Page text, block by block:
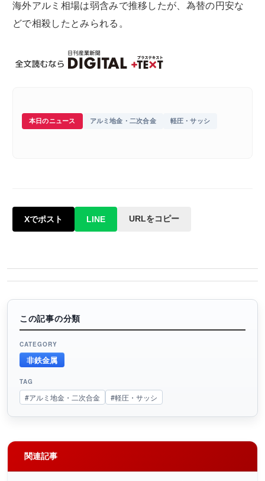
海外アルミ相場は弱含みで推移したが、為替の円安な
どで相殺したとみられる。
本日のニュース アルミ地金・二次合金 軽圧・サッシ
Xでポスト LINE URLをコピー
この記事の分類
CATEGORY
非鉄金属
TAG
#アルミ地金・二次合金 #軽圧・サッシ
関連記事